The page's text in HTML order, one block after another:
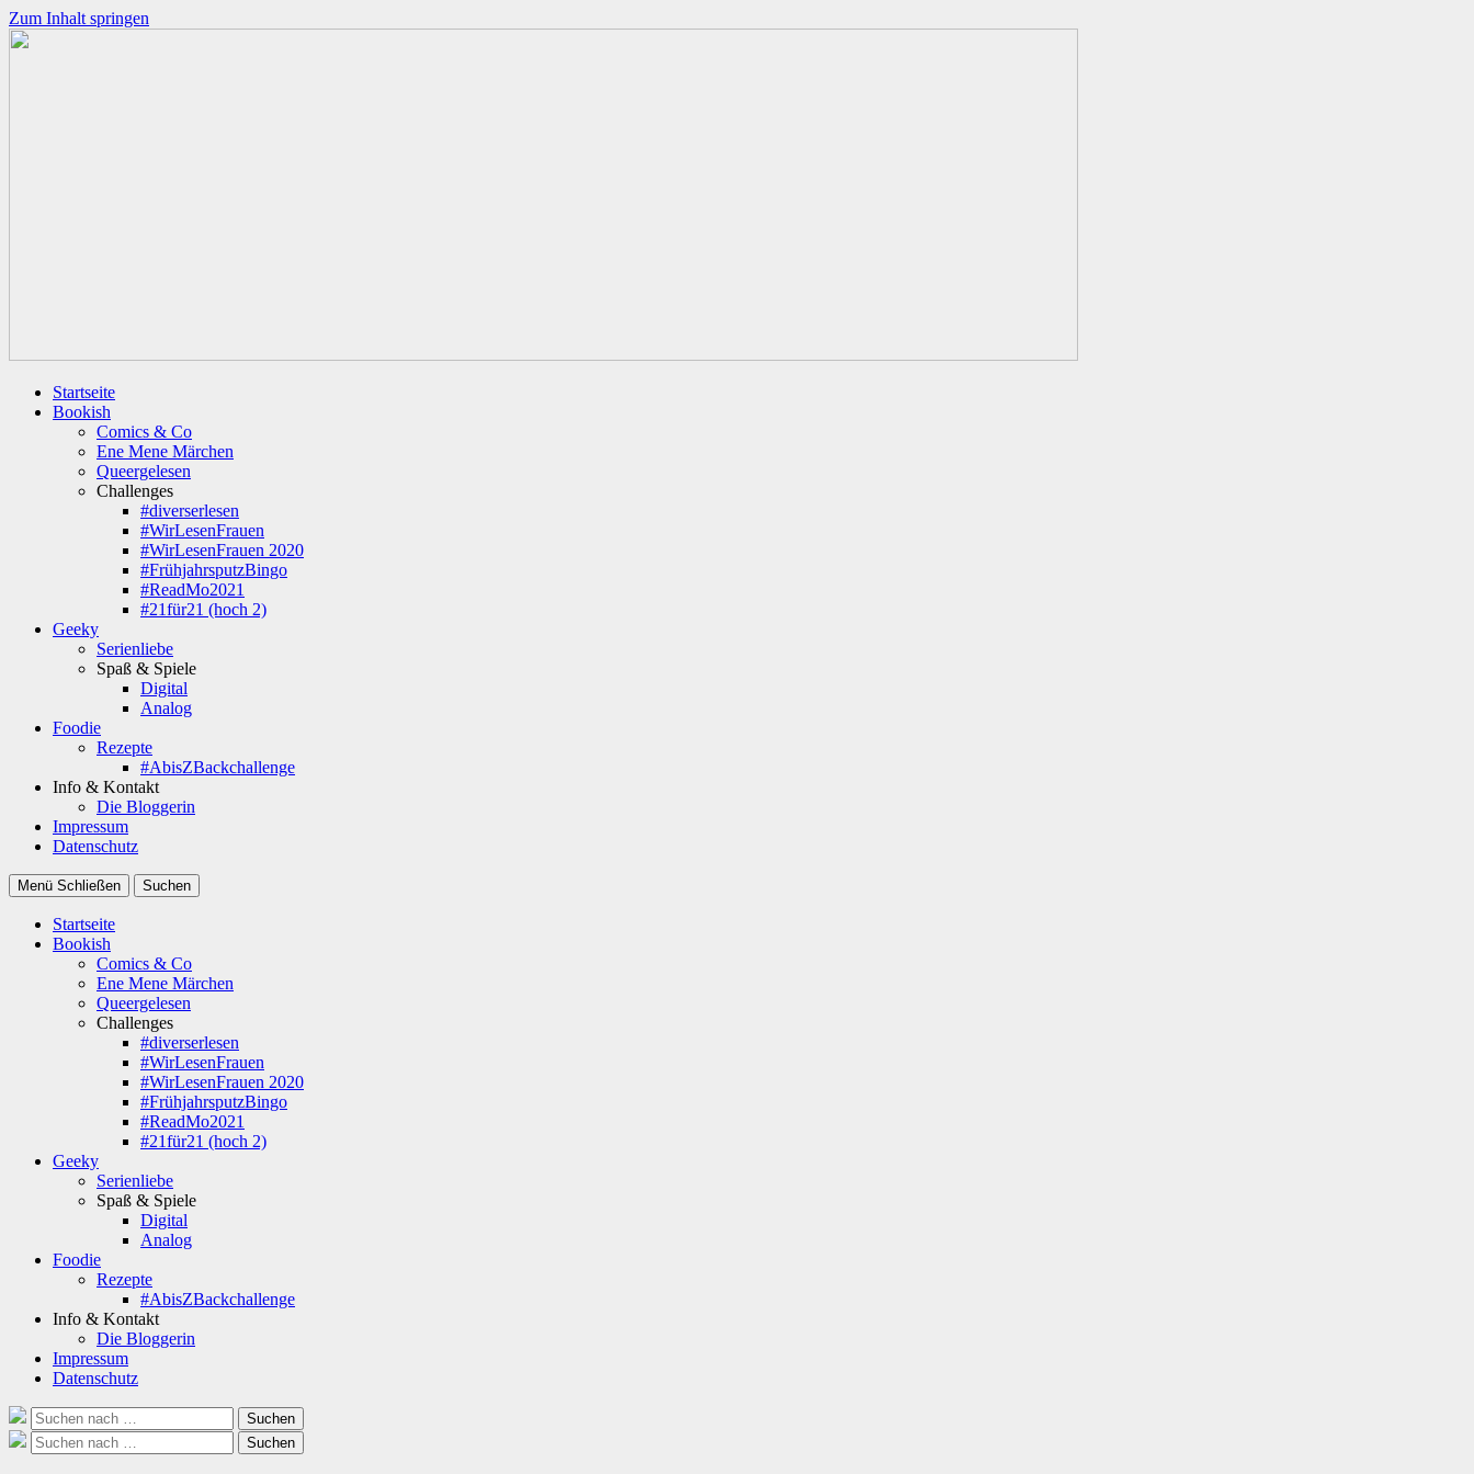
Zum Inhalt springen
Startseite
Bookish
Comics & Co
Ene Mene Märchen
Queergelesen
Challenges
#diverserlesen
#WirLesenFrauen
#WirLesenFrauen 2020
#FrühjahrsputzBingo
#ReadMo2021
#21für21 (hoch 2)
Geeky
Serienliebe
Spaß & Spiele
Digital
Analog
Foodie
Rezepte
#AbisZBackchallenge
Info & Kontakt
Die Bloggerin
Impressum
Datenschutz
Menü Schließen Suchen
Startseite
Bookish
Comics & Co
Ene Mene Märchen
Queergelesen
Challenges
#diverserlesen
#WirLesenFrauen
#WirLesenFrauen 2020
#FrühjahrsputzBingo
#ReadMo2021
#21für21 (hoch 2)
Geeky
Serienliebe
Spaß & Spiele
Digital
Analog
Foodie
Rezepte
#AbisZBackchallenge
Info & Kontakt
Die Bloggerin
Impressum
Datenschutz
Suche
nach:
Suchen
Suche
nach:
Suchen